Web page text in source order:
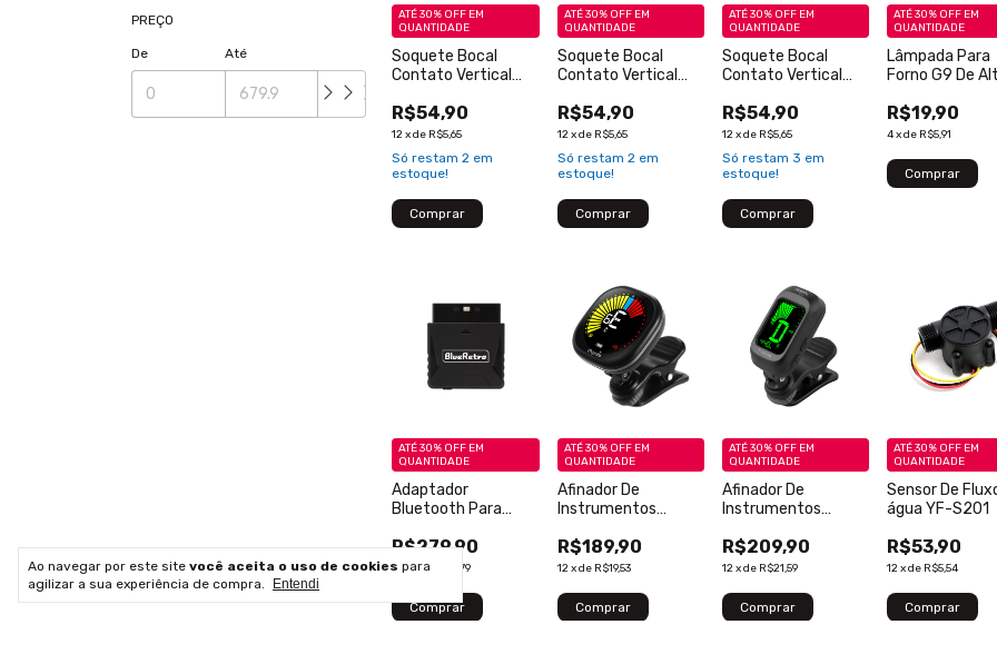
Ao navegar por este site você aceita o uso de cookies para
agilizar a sua experiência de compra.
Entendi
PREÇO
De Até
Soquete Bocal
Contato Vertical
Forno E Fogão -
Sem Número
R$54,90
12xde R$5,65
ATÉ 30% OFF EM
QUANTIDADE
Só restam2 em
estoque!
Soquete Bocal
Contato Vertical
Forno E Fogão - Oval
R$54,90
12xde R$5,65
ATÉ 30% OFF EM
QUANTIDADE
Só restam 2em
estoque!
Soquete Bocal
Contato Vertical
Forno E Fogão - Lisa
R$54,90
12xde R$5,65
ATÉ 30% OFF EM
QUANTIDADE
Só restam 3 em
estoque!
Lâmpada Para
Forno G9 De
Lâmpada
60w 120V
R$19,90
4xde R$5,91
ATÉ 30% OFF EM
QUANTIDADE
Adaptador
Bluetooth Para
Preto
R$279,90
12xdeR$28,79
ATÉ 30% OFF EM
QUANTIDADE
Afinador De
Instrumentos
Tela Colorida -
Original - Novo - 1
R$189,90
12xde R$19,53
ATÉ 30% OFF EM
QUANTIDADE
Afinador De
Instrumentos
Original - Novo - 1
Peça
R$209,90
12xde R$21,59
ATÉ 30% OFF EM
QUANTIDADE
Sensor De
água YF-S201
R$53,90
12xde R$5,54
ATÉ 30% OFF EM
QUANTIDADE